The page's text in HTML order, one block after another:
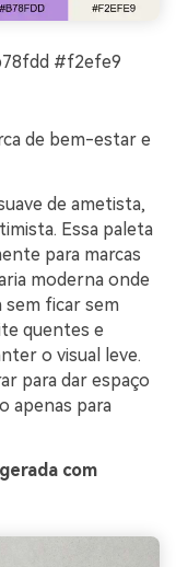
#f2efe9
de bem-estar e
de ametista,
Essa paleta
para marcas
moderna onde
sem ficar sem
quentes e
o visual leve.
para dar espaço
apenas para
com